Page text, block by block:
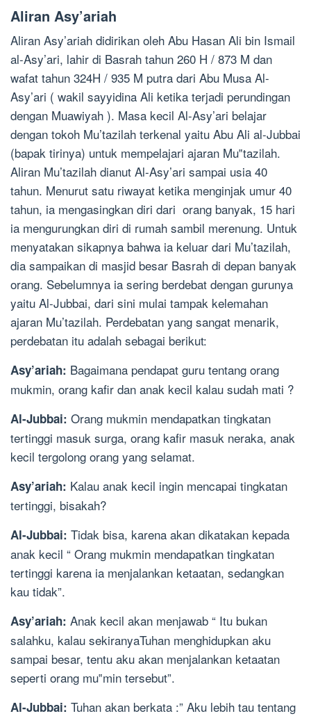
Aliran Asy’ariah
Aliran Asy’ariah didirikan oleh Abu Hasan Ali bin Ismail
al-Asy’ari, lahir di Basrah tahun 260 H / 873 M dan
wafat tahun 324H / 935 M putra dari Abu Musa Al-
Asy’ari ( wakil sayyidina Ali ketika terjadi perundingan
dengan Muawiyah ). Masa kecil Al-Asy’ari belajar
dengan tokoh Mu’tazilah terkenal yaitu Abu Ali al-Jubbai
(bapak tirinya) untuk mempelajari ajaran Mu‟tazilah.
Aliran Mu’tazilah dianut Al-Asy’ari sampai usia 40
tahun. Menurut satu riwayat ketika menginjak umur 40
tahun, ia mengasingkan diri dari orang banyak, 15 hari
ia mengurungkan diri di rumah sambil merenung. Untuk
menyatakan sikapnya bahwa ia keluar dari Mu’tazilah,
dia sampaikan di masjid besar Basrah di depan banyak
orang. Sebelumnya ia sering berdebat dengan gurunya
yaitu Al-Jubbai, dari sini mulai tampak kelemahan
ajaran Mu’tazilah. Perdebatan yang sangat menarik,
perdebatan itu adalah sebagai berikut:
Asy’ariah: Bagaimana pendapat guru tentang orang
mukmin, orang kafir dan anak kecil kalau sudah mati ?
Al-Jubbai: Orang mukmin mendapatkan tingkatan
tertinggi masuk surga, orang kafir masuk neraka, anak
kecil tergolong orang yang selamat.
Asy’ariah: Kalau anak kecil ingin mencapai tingkatan
tertinggi, bisakah?
Al-Jubbai: Tidak bisa, karena akan dikatakan kepada
anak kecil “ Orang mukmin mendapatkan tingkatan
tertinggi karena ia menjalankan ketaatan, sedangkan
kau tidak”.
Asy’ariah: Anak kecil akan menjawab “ Itu bukan
salahku, kalau sekiranyaTuhan menghidupkan aku
sampai besar, tentu aku akan menjalankan ketaatan
seperti orang mu‟min tersebut”.
Al-Jubbai: Tuhan akan berkata :” Aku lebih tau tentang